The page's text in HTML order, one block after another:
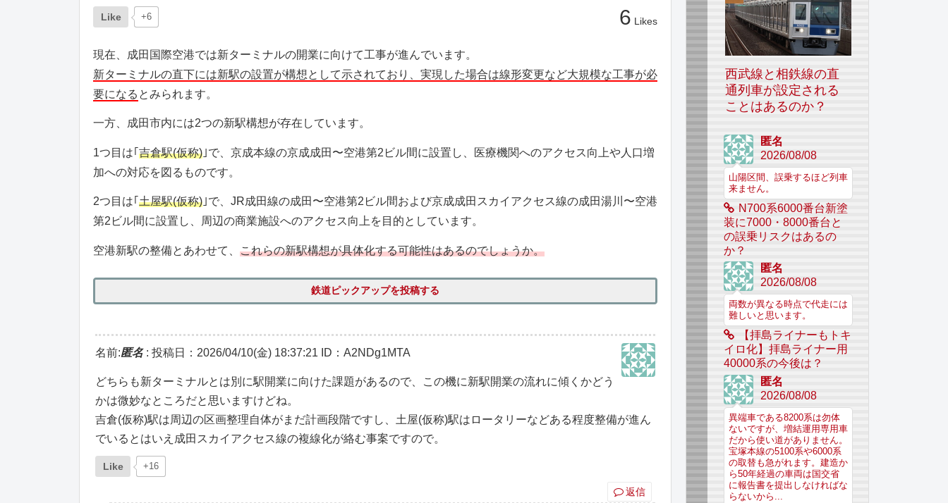
Like +6 6 Likes
現在、成田国際空港では新ターミナルの開業に向けて工事が進んでいます。
新ターミナルの直下には新駅の設置が構想として示されており、実現した場合は線形変更など大規模な工事が必
要になる とみられます。
一方、成田市内には2つの新駅構想が存在しています。
1つ目は｢ 吉倉駅(仮称) ｣で、京成本線の京成成田〜空港第2ビル間に設置し、医療機関へのアクセス向上や人口増
加への対応を図るものです。
2つ目は｢ 土屋駅(仮称) ｣で、JR成田線の成田〜空港第2ビル間および京成成田スカイアクセス線の成田湯川〜空港
第2ビル間に設置し、周辺の商業施設へのアクセス向上を目的としています。
空港新駅の整備とあわせて、 これらの新駅構想が具体化する可能性はあるのでしょうか。
鉄道ピックアップを投稿する
名前:匿名: 投稿日：2026/04/10(金) 18:37:21 ID：A2NDg1MTA
どちらも新ターミナルとは別に駅開業に向けた課題があるので、この機に新駅開業の流れに傾くかどう
かは微妙なところだと思いますけどね。
吉倉(仮称)駅は周辺の区画整理自体がまだ計画段階ですし、土屋(仮称)駅はロータリーなどある程度整備が進ん
でいるとはいえ成田スカイアクセス線の複線化が絡む事案ですので。
Like +16
返信
西武線と相鉄線の直
通列車が設定される
ことはあるのか？
匿名
2026/08/08
山陽区間、誤乗するほど列車
来ません。
N700系6000番台新塗
装に7000・8000番台と
の誤乗リスクはあるの
か？
匿名
2026/08/08
両数が異なる時点で代走には
難しいと思います。
【拝島ライナーもトキ
イロ化】拝島ライナー用
40000系の今後は？
匿名
2026/08/08
異端車である8200系は勿体
ないですが、増結運用専用車
だから使い道がありません。
宝塚本線の5100系や6000系
の取替も急がれます。建造か
ら50年経過の車両は国交省
に報告書を提出しなければな
らないから...